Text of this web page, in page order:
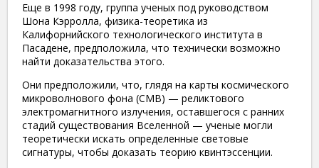
Еще в 1998 году, группа ученых под руководством
Шона Кэрролла, физика-теоретика из
Калифорнийского технологического института в
Пасадене, предположила, что технически возможно
найти доказательства этого.
Они предположили, что, глядя на карты космического
микроволнового фона (CMB) — реликтового
электромагнитного излучения, оставшегося с ранних
стадий существования Вселенной — ученые могли
теоретически искать определенные световые
сигнатуры, чтобы доказать теорию квинтэссенции.